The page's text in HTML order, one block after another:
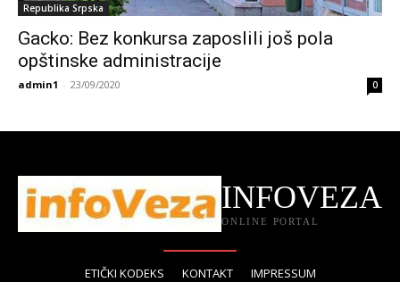
Republika Srpska
Gacko: Bez konkursa zaposlili još pola
opštinske administracije
admin1 - 23/09/2020 0
INFOVEZA
ONLINE PORTAL
ETIČKI KODEKS KONTAKT IMPRESSUM